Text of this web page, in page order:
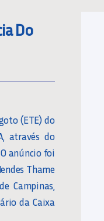
Do
(ETE) do
através do
anúncio foi
Thame
Campinas,
da Caixa